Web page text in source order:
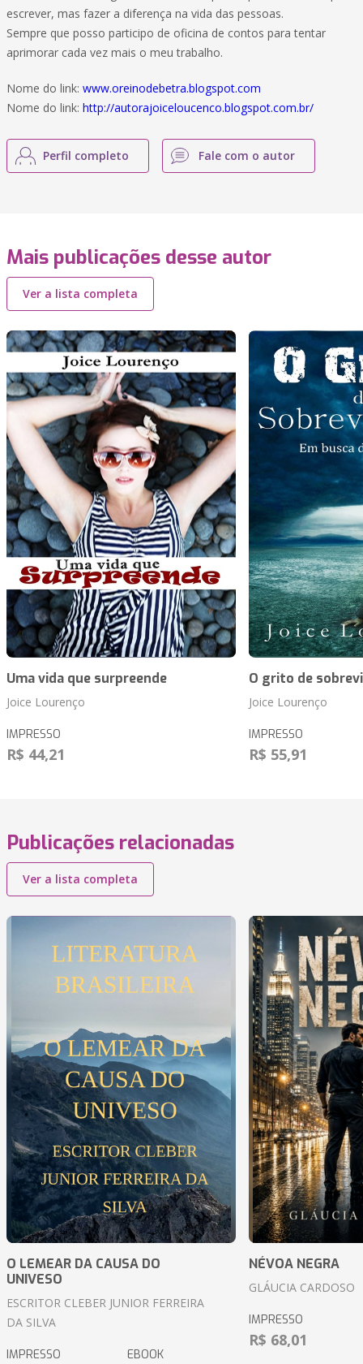
escrever, mas fazer a diferença na vida das pessoas.
Sempre que posso participo de oficina de contos para tentar
aprimorar cada vez mais o meu trabalho.
Nome do link: www.oreinodebetra.blogspot.com
Nome do link: http://autorajoiceloucenco.blogspot.com.br/
Perfil completo Fale com o autor
Mais publicações desse autor
Ver a lista completa
Uma vida que surpreende
Joice Lourenço
IMPRESSO
R$ 44,21
O grito de
Joice Lourenço
IMPRESSO
R$ 55,91
Publicações relacionadas
Ver a lista completa
O LEMEAR DA CAUSA DO
UNIVESO
ESCRITOR CLEBER JUNIOR FERREIRA
DA SILVA
IMPRESSO EBOOK
NÉVOA NEGRA
GLÁUCIA CARDOSO
IMPRESSO
R$ 68,01